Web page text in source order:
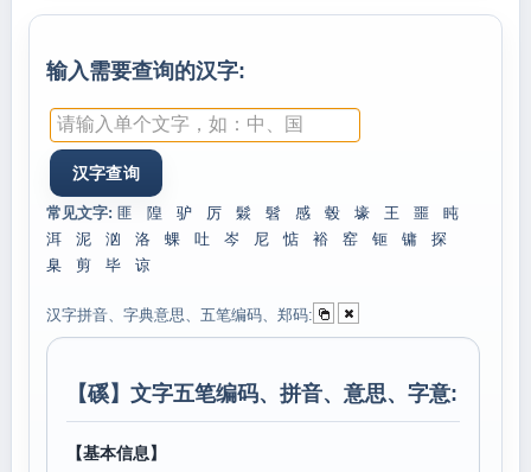
输入需要查询的汉字:
常见文字: 匪 隍 驴 厉 鬏 髫 感 毂 壕 王 噩
盹
洱
泥 汹 洛 蜾 吐 岑 尼 惦 裕 窑 钷 镛
探
臬
剪 毕 谅
汉字拼音、字典意思、五笔编码、郑码:
【磎】文字五笔编码、拼音、意思、字意:
【基本信息】